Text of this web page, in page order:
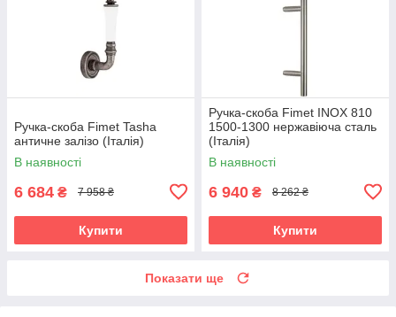
Ручка-скоба Fimet Tasha
античне залізо (Італія)
В наявності
6 684 ₴ 7 958 ₴
Купити
Ручка-скоба Fimet INOX 810
1500-1300 нержавіюча сталь
(Італія)
В наявності
6 940 ₴ 8 262 ₴
Купити
Показати ще